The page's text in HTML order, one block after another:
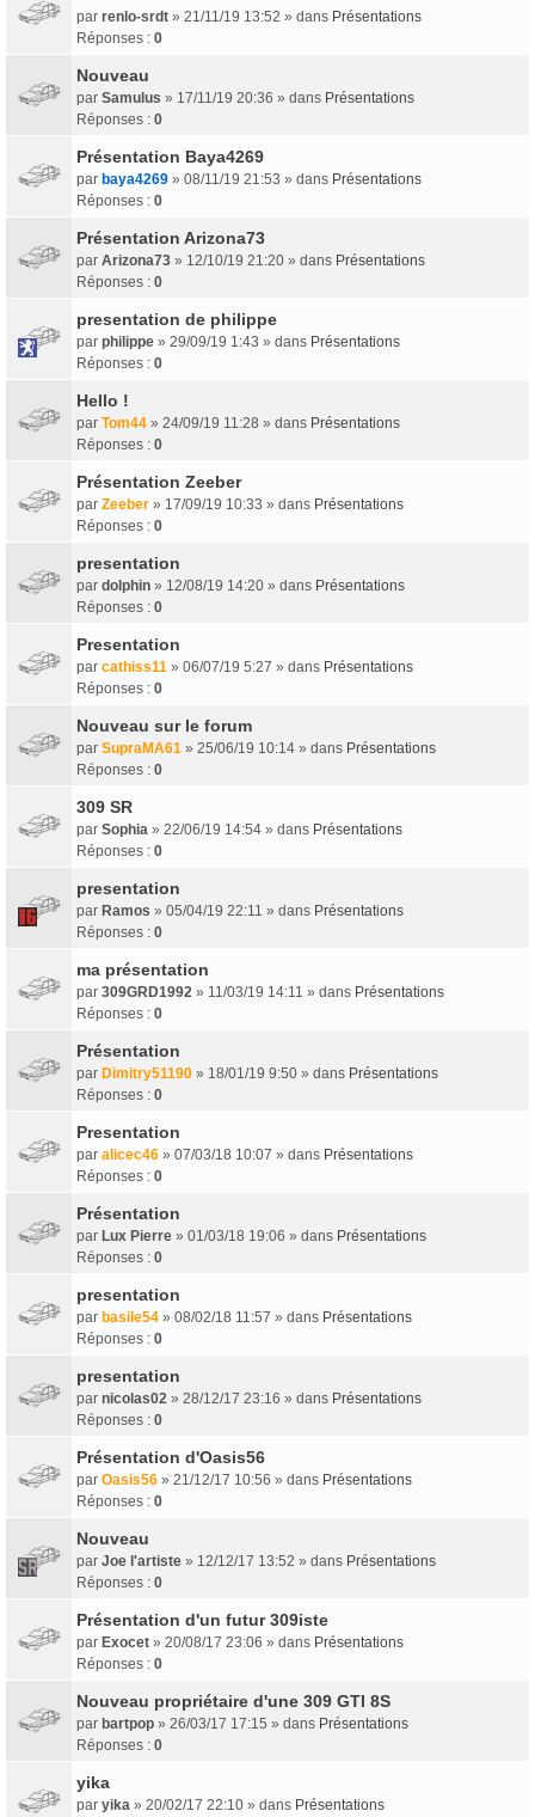
par renlo-srdt » 21/11/19 13:52 » dans Présentations
Réponses : 0
Nouveau
par Samulus » 17/11/19 20:36 » dans Présentations
Réponses : 0
Présentation Baya4269
par baya4269 » 08/11/19 21:53 » dans Présentations
Réponses : 0
Présentation Arizona73
par Arizona73 » 12/10/19 21:20 » dans Présentations
Réponses : 0
presentation de philippe
par philippe » 29/09/19 1:43 » dans Présentations
Réponses : 0
Hello !
par Tom44 » 24/09/19 11:28 » dans Présentations
Réponses : 0
Présentation Zeeber
par Zeeber » 17/09/19 10:33 » dans Présentations
Réponses : 0
presentation
par dolphin » 12/08/19 14:20 » dans Présentations
Réponses : 0
Presentation
par cathiss11 » 06/07/19 5:27 » dans Présentations
Réponses : 0
Nouveau sur le forum
par SupraMA61 » 25/06/19 10:14 » dans Présentations
Réponses : 0
309 SR
par Sophia » 22/06/19 14:54 » dans Présentations
Réponses : 0
presentation
par Ramos » 05/04/19 22:11 » dans Présentations
Réponses : 0
ma présentation
par 309GRD1992 » 11/03/19 14:11 » dans Présentations
Réponses : 0
Présentation
par Dimitry51190 » 18/01/19 9:50 » dans Présentations
Réponses : 0
Presentation
par alicec46 » 07/03/18 10:07 » dans Présentations
Réponses : 0
Présentation
par Lux Pierre » 01/03/18 19:06 » dans Présentations
Réponses : 0
presentation
par basile54 » 08/02/18 11:57 » dans Présentations
Réponses : 0
presentation
par nicolas02 » 28/12/17 23:16 » dans Présentations
Réponses : 0
Présentation d'Oasis56
par Oasis56 » 21/12/17 10:56 » dans Présentations
Réponses : 0
Nouveau
par Joe l'artiste » 12/12/17 13:52 » dans Présentations
Réponses : 0
Présentation d'un futur 309iste
par Exocet » 20/08/17 23:06 » dans Présentations
Réponses : 0
Nouveau propriétaire d'une 309 GTI 8S
par bartpop » 26/03/17 17:15 » dans Présentations
Réponses : 0
yika
par yika » 20/02/17 22:10 » dans Présentations